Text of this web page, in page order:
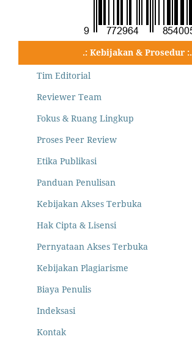
.: Kebijakan & Prosedur :.
Tim Editorial
Reviewer Team
Fokus & Ruang Lingkup
Proses Peer Review
Etika Publikasi
Panduan Penulisan
Kebijakan Akses Terbuka
Hak Cipta & Lisensi
Pernyataan Akses Terbuka
Kebijakan Plagiarisme
Biaya Penulis
Indeksasi
Kontak